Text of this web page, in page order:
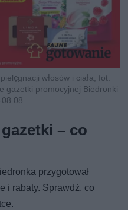
włosów i ciała, fot.
gazetki promocyjnej Biedronki
– co
przygotował
i rabaty. Sprawdź, co